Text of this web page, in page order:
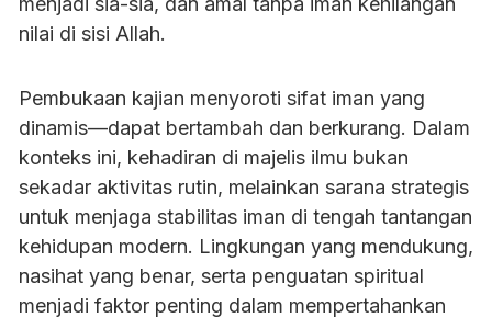
nilai di sisi Allah.
Pembukaan kajian menyoroti sifat iman yang
dinamis—dapat bertambah dan berkurang. Dalam
konteks ini, kehadiran di majelis ilmu bukan
sekadar aktivitas rutin, melainkan sarana strategis
untuk menjaga stabilitas iman di tengah tantangan
kehidupan modern. Lingkungan yang mendukung,
nasihat yang benar, serta penguatan spiritual
menjadi faktor penting dalam mempertahankan